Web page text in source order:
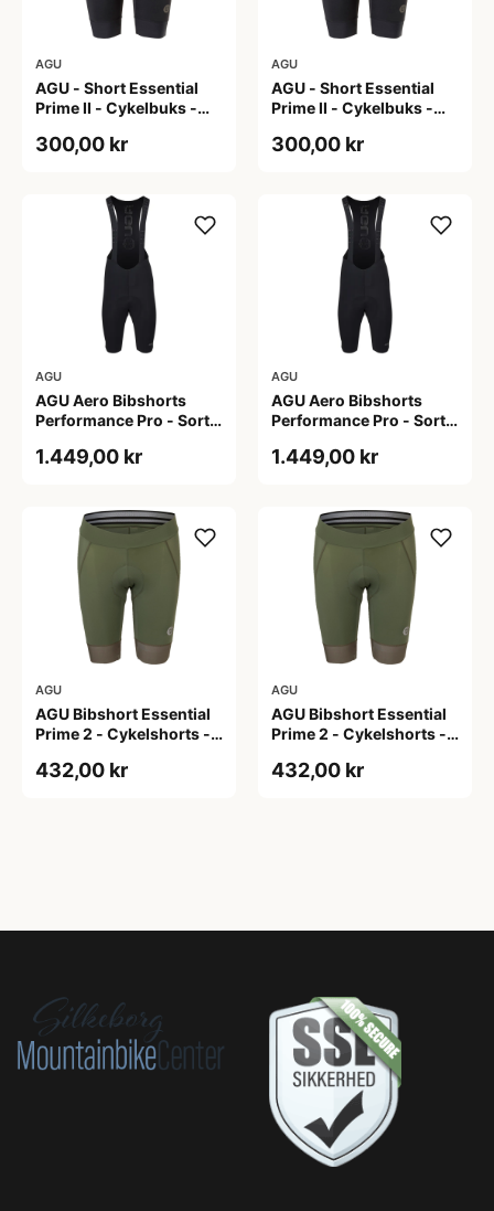
AGU
AGU - Short Essential
Prime II - Cykelbuks -
300,00 kr
AGU
AGU - Short Essential
Prime II - Cykelbuks -
300,00 kr
AGU
AGU Aero Bibshorts
Performance Pro - Sort -
1.449,00 kr
AGU
AGU Aero Bibshorts
Performance Pro - Sort -
1.449,00 kr
AGU
AGU Bibshort Essential
Prime 2 - Cykelshorts -
2XL
432,00 kr
AGU
AGU Bibshort Essential
Prime 2 - Cykelshorts -
L
432,00 kr